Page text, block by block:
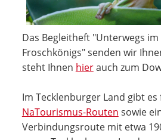
Das Begleitheft "Unterwegs im
Froschkönigs" senden wir
steht Ihnen hierauch zum
Im Tecklenburger Land gibt
NaTourismus-Routen sowie
Verbindungsroute mit etwa